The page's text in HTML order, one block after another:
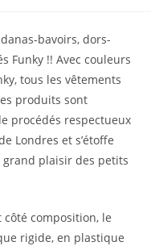
bavoirs, dors-
Funky !! Avec couleurs
tous les vêtements
produits sont
procédés respectueux
Londres et s’étoffe
plaisir des petits
composition, le
rigide, en plastique